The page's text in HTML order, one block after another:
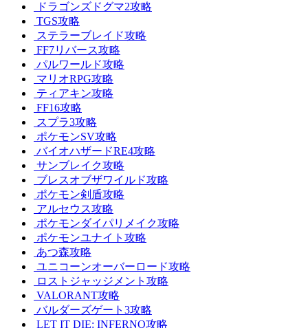
ドラゴンズドグマ2攻略
TGS攻略
ステラーブレイド攻略
FF7リバース攻略
パルワールド攻略
マリオRPG攻略
ティアキン攻略
FF16攻略
スプラ3攻略
ポケモンSV攻略
バイオハザードRE4攻略
サンブレイク攻略
ブレスオブザワイルド攻略
ポケモン剣盾攻略
アルセウス攻略
ポケモンダイパリメイク攻略
ポケモンユナイト攻略
あつ森攻略
ユニコーンオーバーロード攻略
ロストジャッジメント攻略
VALORANT攻略
バルダーズゲート3攻略
LET IT DIE: INFERNO攻略